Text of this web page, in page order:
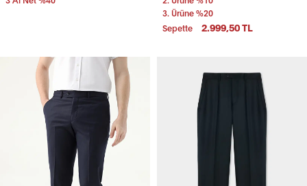
3. Ürüne %20
Sepette
2.999,50 TL